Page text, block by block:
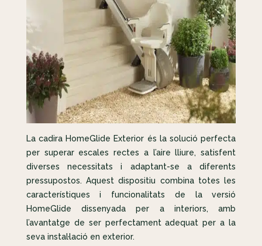
La cadira HomeGlide Exterior és la solució perfecta
per superar escales rectes a l’aire lliure, satisfent
diverses necessitats i adaptant-se a diferents
pressupostos. Aquest dispositiu combina totes les
característiques i funcionalitats de la versió
HomeGlide dissenyada per a interiors, amb
l’avantatge de ser perfectament adequat per a la
seva instal·lació en exterior.